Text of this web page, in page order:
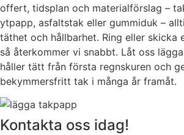
offert, tidsplan och materialförslag –
ytpapp, asfaltstak eller gummiduk –
täthet och hållbarhet. Ring eller skicka
så återkommer vi snabbt. Låt oss
håller tätt från första regnskuren och
bekymmersfritt tak i många år framåt.
Kontakta oss idag!